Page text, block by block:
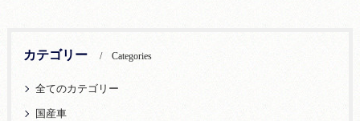
カテゴリー Categories
全てのカテゴリー
国産車